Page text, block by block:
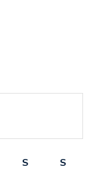
S
S